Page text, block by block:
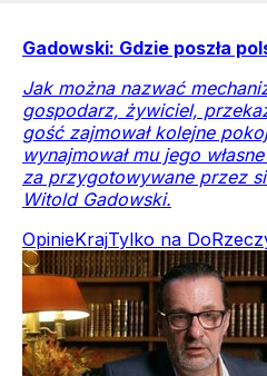
Gadowski: Gdzie poszła
Jak można nazwać
gospodarz, żywiciel,
gość zajmował kolejne
wynajmował mu jego
za przygotowywane przez
Witold Gadowski.
OpinieKrajTylko na